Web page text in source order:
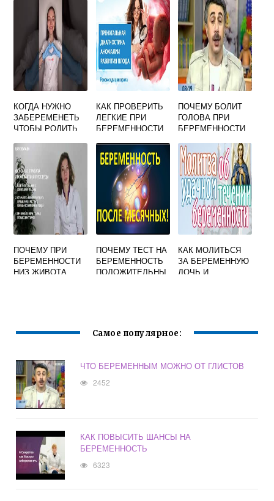
КОРМЛЕНИИ
ЛЕЧЕНИЕ
НАРУШЕНИЯ,
СПОСОБЫ
КОРРЕКЦИИ,
РЕКОМЕНДАЦИИ
ЛОГОПЕДОВ
КОГДА НУЖНО
ЗАБЕРЕМЕНЕТЬ
ЧТОБЫ РОДИТЬ
КАК ПРОВЕРИТЬ
ЛЕГКИЕ ПРИ
БЕРЕМЕННОСТИ
ПОЧЕМУ БОЛИТ
ГОЛОВА ПРИ
БЕРЕМЕННОСТИ
ТРИМЕСТРЕ
ПОЧЕМУ ПРИ
БЕРЕМЕННОСТИ
НИЗ ЖИВОТА
ПОЧЕМУ ТЕСТ НА
БЕРЕМЕННОСТЬ
ПОЛОЖИТЕЛЬНЫ
КАК МОЛИТЬСЯ
ЗА БЕРЕМЕННУЮ
ДОЧЬ И
Самое популярное:
ЧТО БЕРЕМЕННЫМ МОЖНО ОТ ГЛИСТОВ
2452
КАК ПОВЫСИТЬ ШАНСЫ НА
БЕРЕМЕННОСТЬ
6323